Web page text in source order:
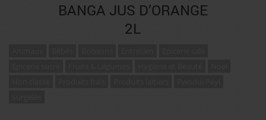
BANGA JUS D’ORANGE
2L